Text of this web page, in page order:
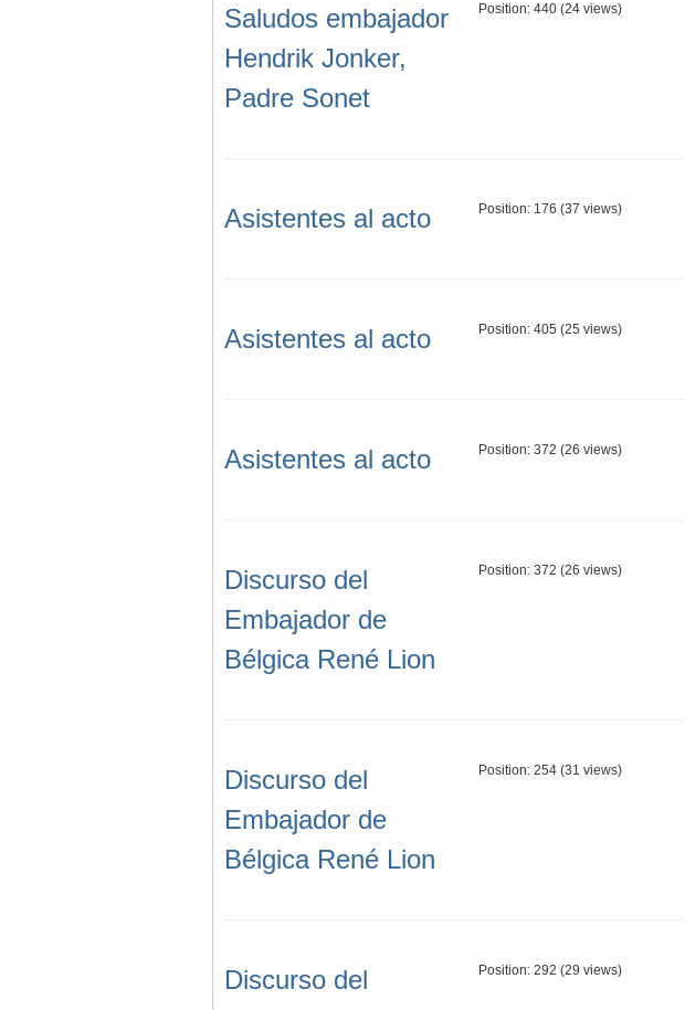
Saludos embajador
Hendrik Jonker,
Padre Sonet
Position: 440 (24 views)
Asistentes al acto Position: 176 (37 views)
Asistentes al acto Position: 405 (25 views)
Asistentes al acto Position: 372 (26 views)
Discurso del
Embajador de
Bélgica René Lion
Position: 372 (26 views)
Discurso del
Embajador de
Bélgica René Lion
Position: 254 (31 views)
Discurso del
Position: 292 (29 views)